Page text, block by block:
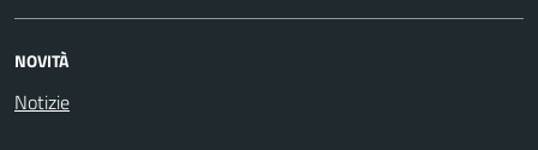
NOVITÀ
Notizie